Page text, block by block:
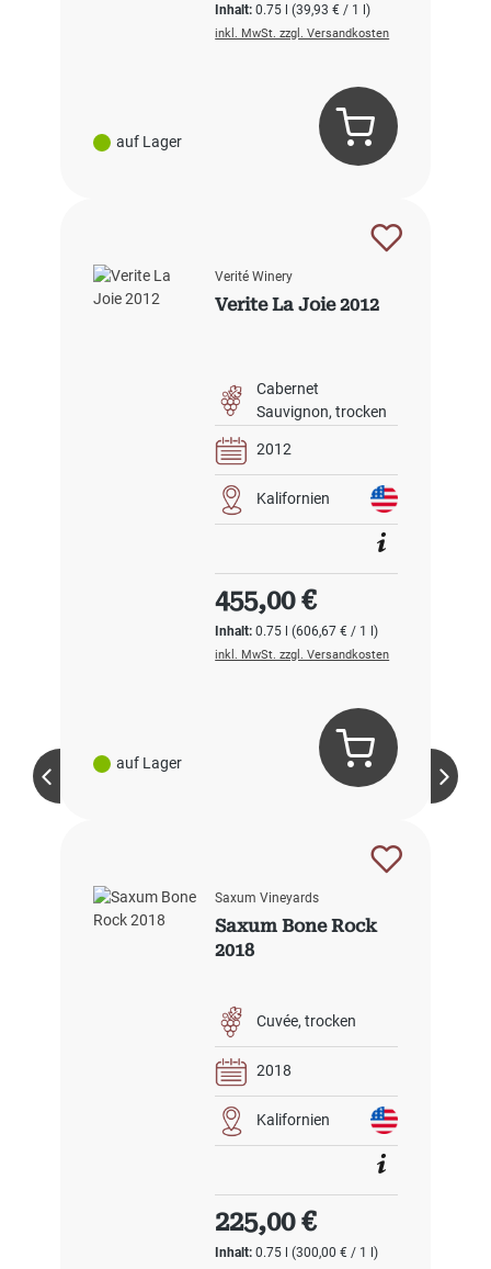
auf Lager
Inhalt:0.75 l(39,93 € / 1 l)
inkl. MwSt. zzgl. Versandkosten
auf Lager
Verité Winery
Verite La Joie 2012
Cabernet
Sauvignon trocken
2012
Kalifornien
Inhalt:0.75 l(606,67 € / 1 l)
Regulärer Preis:
455,00 €
inkl. MwSt. zzgl. Versandkosten
Saxum Vineyards
Saxum Bone Rock
2018
Cuvée trocken
2018
Kalifornien
Inhalt:0.75 l(300,00 € / 1 l)
Regulärer Preis:
225,00 €